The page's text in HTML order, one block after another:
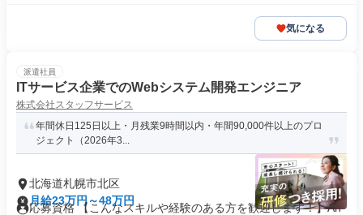
気になる
派遣社員
ITサービス企業でのWebシステム開発エンジニア
株式会社スタッフサービス
年間休日125日以上・月残業9時間以内・年間90,000件以上のプロ
ジェクト（2026年3...
北海道札幌市北区
月給23万円～48万円
応募資格 【こんなスキルや経験のある方を歓迎します！】An